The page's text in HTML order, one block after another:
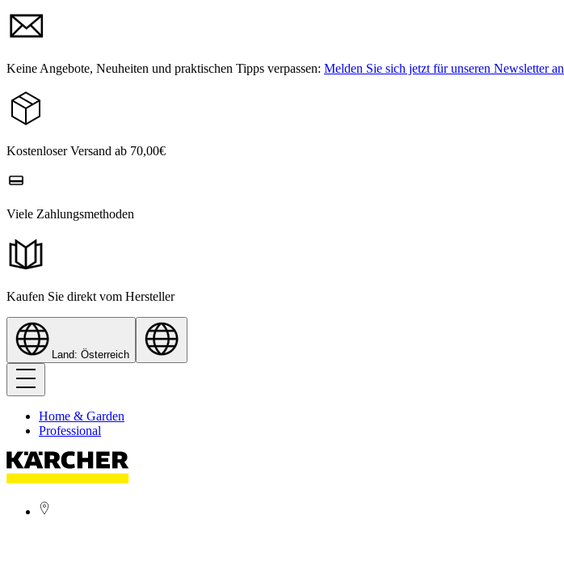
Keine Angebote, Neuheiten und praktischen Tipps verpassen: Melden Sie sich jetzt für unseren Newsletter an
Kostenloser Versand ab 70,00€
Viele Zahlungsmethoden
Kaufen Sie direkt vom Hersteller
Land: Österreich
Home & Garden
Professional